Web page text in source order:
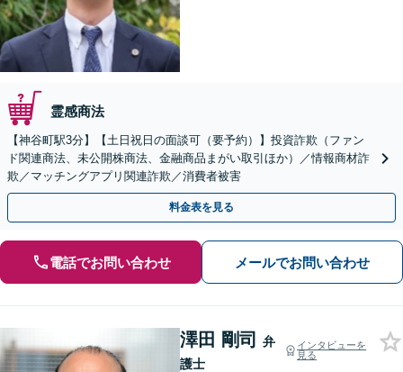
霊感商法
【神谷町駅3分】【土日祝日の面談可（要予約）】投資詐欺（ファン
ド関連商法、未公開株商法、金融商品まがい取引ほか）／情報商材詐
欺／マッチングアプリ関連詐欺／消費者被害
料金表を見る
電話でお問い合わせ メールでお問い合わせ
澤田 剛司
弁
護士
インタビューを
見る